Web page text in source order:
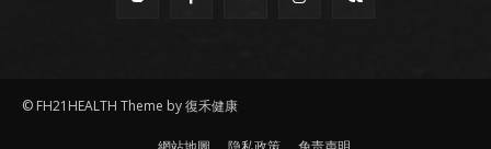
© FH21HEALTH Theme by 復禾健康